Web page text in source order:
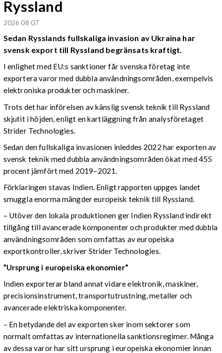
Ryssland
2026 08 07
Sedan Rysslands fullskaliga invasion av Ukraina har
svensk export till Ryssland begränsats kraftigt.
I enlighet med EU:s sanktioner får svenska företag inte
exportera varor med dubbla användningsområden, exempelvis
elektroniska produkter och maskiner.
Trots det har införelsen av känslig svensk teknik till Ryssland
skjutit i höjden, enligt en kartläggning från analysföretaget
Strider Technologies.
Sedan den fullskaliga invasionen inleddes 2022 har exporten av
svensk teknik med dubbla användningsområden ökat med 455
procent jämfört med 2019–2021.
Förklaringen stavas Indien. Enligt rapporten uppges landet
smuggla enorma mängder europeisk teknik till Ryssland.
– Utöver den lokala produktionen ger Indien Ryssland indirekt
tillgång till avancerade komponenter och produkter med dubbla
användningsområden som omfattas av europeiska
exportkontroller, skriver Strider Technologies.
”Ursprung i europeiska ekonomier”
Indien exporterar bland annat vidare elektronik, maskiner,
precisionsinstrument, transportutrustning, metaller och
avancerade elektriska komponenter.
– En betydande del av exporten sker inom sektorer som
normalt omfattas av internationella sanktionsregimer. Många
av dessa varor har sitt ursprung i europeiska ekonomier innan